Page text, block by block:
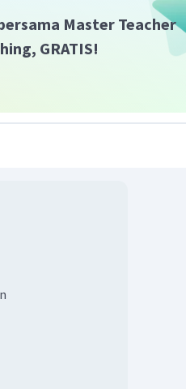
Master Teacher
GRATIS!